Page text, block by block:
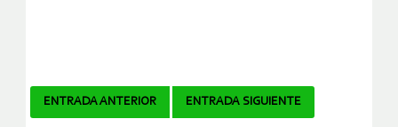
Navegador
ENTRADA ANTERIOR ENTRADA SIGUIENTE